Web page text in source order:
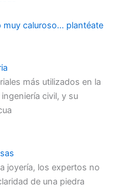
muy caluroso… plantéate
más utilizados en la
civil, y su
joyería, los expertos no
de una piedra